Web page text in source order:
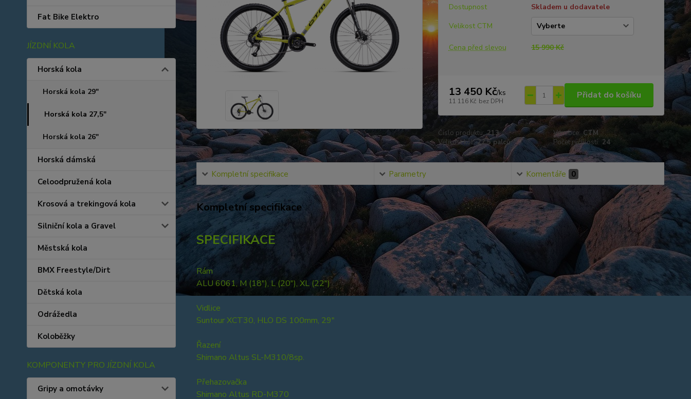
Fat Bike Elektro
JÍZDNÍ KOLA
Horská kola
Horská kola 29"
Horská kola 27,5"
Horská kola 26"
Horská dámská
Celoodpružená kola
Krosová a trekingová kola
Silniční kola a Gravel
Městská kola
BMX Freestyle/Dirt
Dětská kola
Odrážedla
Koloběžky
KOMPONENTY PRO JÍZDNÍ KOLA
Gripy a omotávky
Dostupnost
Skladem u dodavatele
Velikost CTM
Cena před slevou 15 990 Kč
13 450 Kč/ks
11 116 Kč bez DPH
Přidat do košíku
Číslo produktu: 213 Výrobce: CTM
Velikost kol: 27,5 palců Počet rychlostí: 24
Kompletní specifikace Parametry Komentáře 0
Kompletní specifikace
SPECIFIKACE
Rám
ALU 6061, M (18"), L (20"), XL (22")
Vidlice
Suntour XCT30, HLO DS 100mm, 29"
Řazení
Shimano Altus SL-M310/8sp.
Přehazovačka
Shimano Altus RD-M370